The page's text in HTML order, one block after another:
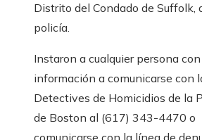
Distrito del Condado de Suffolk,
policía.
Instaron a cualquier persona con
información a comunicarse con
Detectives de Homicidios de la
de Boston al (617) 343-4470 o